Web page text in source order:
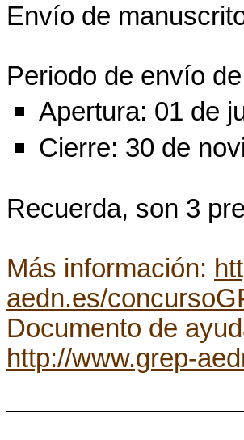
Envío de
Periodo de envío
Apertura: 01 de
Cierre: 30 de
Recuerda, son 3
Más información:
aedn.es/
Documento de
http://www.grep-